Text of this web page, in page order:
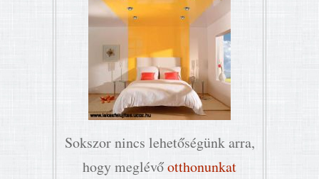
Sokszor nincs lehetőségünk arra,
hogy meglévőotthonunkat